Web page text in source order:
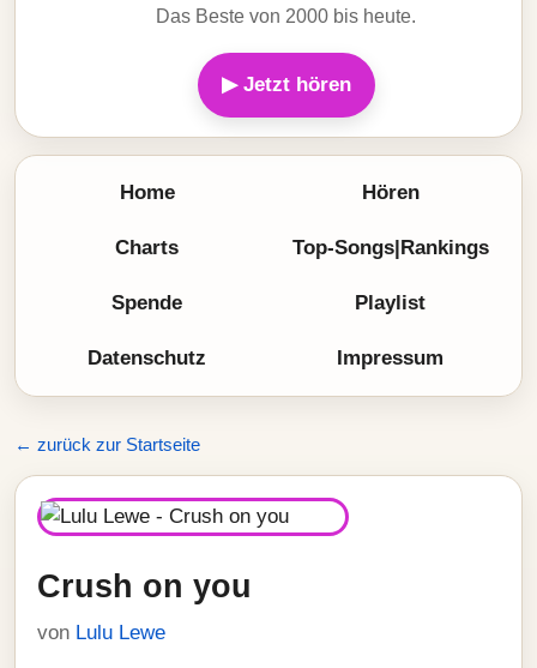
Das Beste von 2000 bis heute.
▶ Jetzt hören
Home Hören
Charts Top-Songs|Rankings
Spende Playlist
Datenschutz Impressum
← zurück zur Startseite
Crush on you
von Lulu Lewe